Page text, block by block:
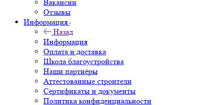
Вакансии
Отзывы
Информация
Назад
Информация
Оплата и доставка
Школа благоустройства
Наши партнёры
Аттестованные строители
Сертификаты и документы
Политика конфиденциальности